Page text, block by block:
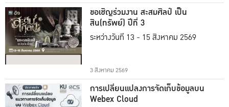
ขอเชิญร่วมงาน สะสมศิลป์ เป็น
สิน(ทรัพย์) ปีที่ 3
ระหว่างวันที่ 13 - 15 สิงหาคม 2569
3 สิงหาคม 2569
การเปลี่ยนแปลงการจัดเก็บข้อมูลบน
Webex Cloud